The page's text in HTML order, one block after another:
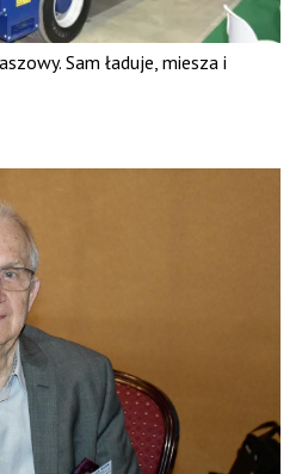
Sam ładuje, miesza i